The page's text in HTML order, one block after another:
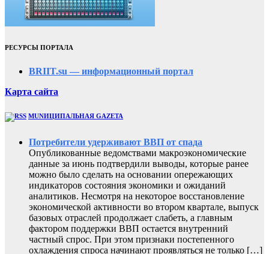
РЕСУРСЫ ПОРТАЛА
BRIIT.su — информационный портал
Карта сайта
MUNИЦИПАЛЬНАЯ GAZЕТА
Потребители удерживают ВВП от спада
Опубликованные ведомствами макроэкономические
данные за июнь подтвердили выводы, которые ранее
можно было сделать на основании опережающих
индикаторов состояния экономики и ожиданий
аналитиков. Несмотря на некоторое восстановление
экономической активности во втором квартале, выпуск
базовых отраслей продолжает слабеть, а главным
фактором поддержки ВВП остается внутренний
частный спрос. При этом признаки постепенного
охлаждения спроса начинают проявляться не только […]